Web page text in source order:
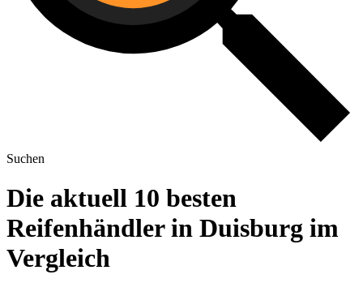
Suchen
Die aktuell 10 besten
Reifenhändler in Duisburg im
Vergleich